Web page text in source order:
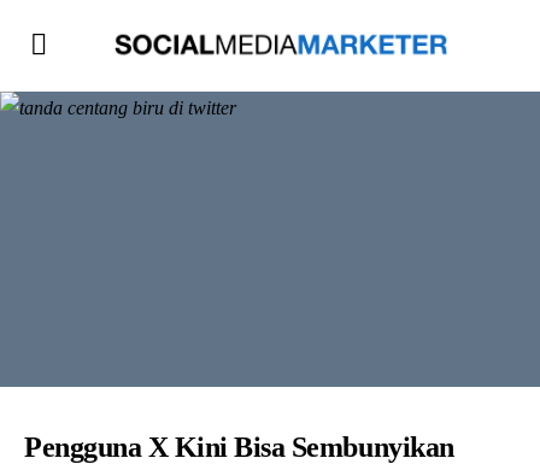
Pengguna X Kini Bisa Sembunyikan